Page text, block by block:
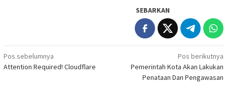
SEBARKAN
Navigasi
pos
Pos sebelumnya
Attention Required! Cloudflare
Pos berikutnya
Pemerintah Kota Akan Lakukan
Penataan Dan Pengawasan